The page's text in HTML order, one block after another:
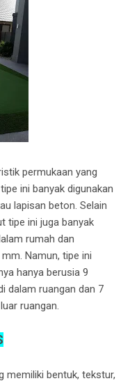
permukaan yang
ini banyak digunakan
lapisan beton. Selain
tipe ini juga banyak
rumah dan
Namun, tipe ini
hanya berusia 9
dalam ruangan dan 7
ruangan.
memiliki bentuk, tekstur,